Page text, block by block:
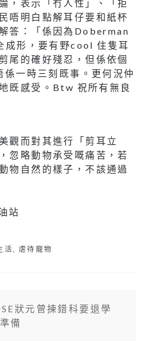
，表示「冇人性」、「拒
唔明白點解耳仔要和紙杯
答：「係因為Doberman
成形，要有野cool 住隻耳
尾的確好殘忍，但係依個
一時三刻既事。更何況仲
既感受。Btw 祝所有無良
觀而對其進行「剪耳立
忽略動物承受嘅痛苦，若
物自然的樣子，不該通過
站
活 虐待寵物
狀元曾揀錯科要退學
備